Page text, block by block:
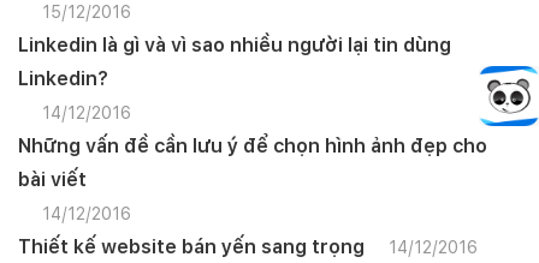
15/12/2016
Linkedin là gì và vì sao nhiều người lại tin dùng
Linkedin?
14/12/2016
Những vấn đề cần lưu ý để chọn hình ảnh đẹp cho
bài viết
14/12/2016
Thiết kế website bán yến sang trọng 14/12/2016